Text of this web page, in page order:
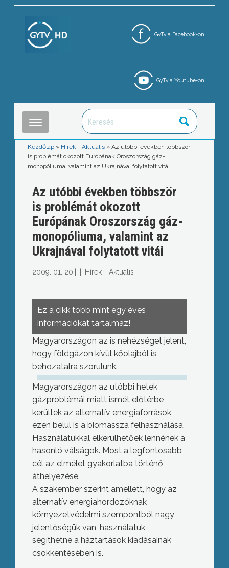
GyTv a Facebook-on
GyTv a Youtube-on
Kezdőlap » Hírek - Aktuális »Az utóbbi években többször
is problémát okozott Európának Oroszország gáz-
monopóliuma, valamint az Ukrajnával folytatott vitái
Az utóbbi években többször
is problémát okozott
Európának Oroszország gáz-
monopóliuma, valamint az
Ukrajnával folytatott vitái
2009. 01. 20. Hírek - Aktuális
Ez a cikk több mint egy éves
információkat tartalmaz!
Magyarországon az is nehézséget jelent,
hogy földgázon kívül kőolajból is
behozatalra szorulunk.
Magyarországon az utóbbi hetek
gázproblémái miatt ismét előtérbe
kerültek az alternatív energiaforrások,
ezen belül is a biomassza felhasználása.
Használatukkal elkerülhetőek lennének a
hasonló válságok. Most a legfontosabb
cél az elmélet gyakorlatba történő
áthelyezése.
A szakember szerint amellett, hogy az
alternatív energiahordozóknak
környezetvédelmi szempontból nagy
jelentőségük van, használatuk
segíthetne a háztartások kiadásainak
csökkentésében is.